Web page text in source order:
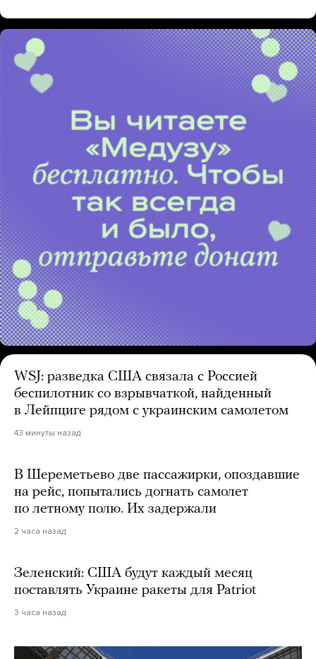
WSJ: разведка США связала с Россией
беспилотник со взрывчаткой, найденный
в Лейпциге рядом с украинским самолетом
43 минуты назад
В Шереметьево две пассажирки, опоздавшие
на рейс, попытались догнать самолет
по летному полю. Их задержали
2 часа назад
Зеленский: США будут каждый месяц
поставлять Украине ракеты для Patriot
3 часа назад